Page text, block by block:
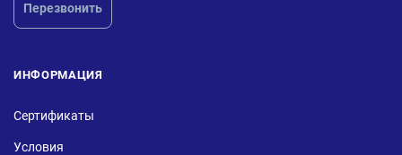
Перезвонить
ИНФОРМАЦИЯ
Сертификаты
Условия